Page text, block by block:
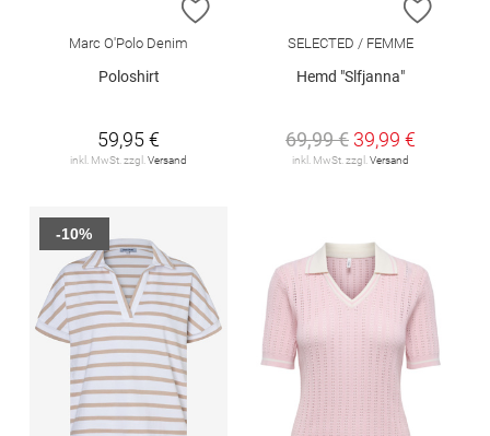
ZUR WUNSCHLISTE HINZUFÜGEN
Marc O'Polo Denim
Poloshirt
59,95 €
inkl. MwSt. zzgl.Versand
ZUR
SELECTED / FEMME
Hemd "Slfjanna"
69,99 € 39,99 €
inkl. MwSt. zzgl.Versand
-10%